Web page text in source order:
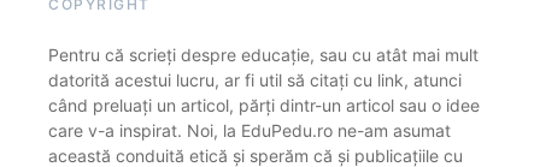
COPYRIGHT
Pentru că scrieți despre educație, sau cu atât mai mult
datorită acestui lucru, ar fi util să citați cu link, atunci
când preluați un articol, părți dintr-un articol sau o idee
care v-a inspirat. Noi, la EduPedu.ro ne-am asumat
această conduită etică și sperăm că și publicațiile cu